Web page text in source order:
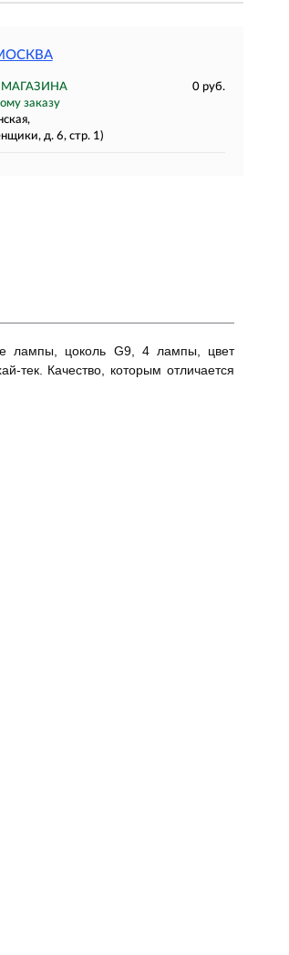
0 руб.
заказу
д. 6, стр. 1)
лампы, цоколь G9, 4 лампы, цвет
тек. Качество, которым отличается